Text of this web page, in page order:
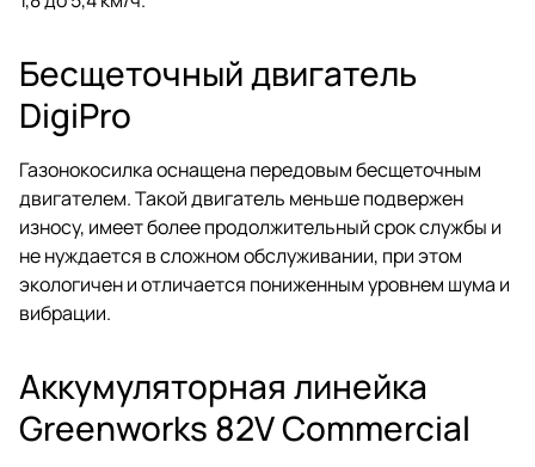
Бесщеточный двигатель
DigiPro
Газонокосилка оснащена передовым бесщеточным
двигателем. Такой двигатель меньше подвержен
износу, имеет более продолжительный срок службы и
не нуждается в сложном обслуживании, при этом
экологичен и отличается пониженным уровнем шума и
вибрации.
Аккумуляторная линейка
Greenworks 82V Commercial